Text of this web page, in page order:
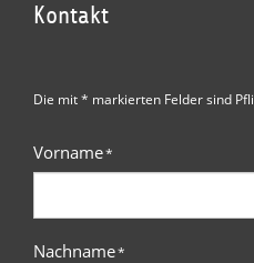
Kontakt
Die mit * markierten Felder sind
Vorname*
Nachname*